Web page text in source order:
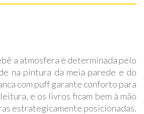
a atmosfera é determinada pelo
na pintura da meia parede e do
com puff garante conforto para
e os livros ficam bem à mão
estrategicamente posicionadas.